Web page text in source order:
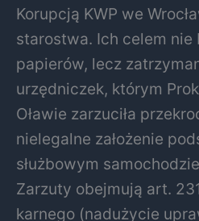
Korupcją KWP we
starostwa. Ich celem nie
papierów, lecz
urzędniczek, którym
Oławie zarzuciła
nielegalne założenie
służbowym
Zarzuty obejmują art.
karnego (nadużycie